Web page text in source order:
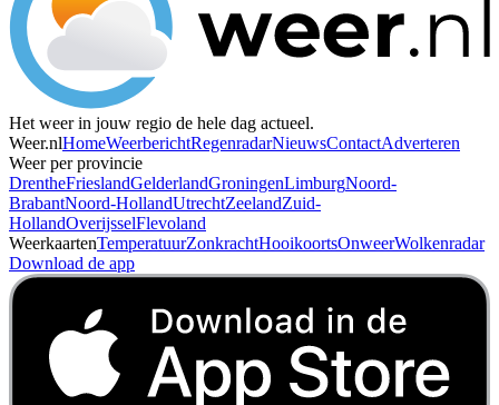
Het weer in jouw regio de hele dag actueel.
Weer.nlHomeWeerberichtRegenradarNieuwsContactAdverteren
Weer per provincie
DrentheFrieslandGelderlandGroningenLimburgNoord-
BrabantNoord-HollandUtrechtZeelandZuid-
HollandOverijsselFlevoland
WeerkaartenTemperatuurZonkrachtHooikoortsOnweerWolkenradar
Download de app